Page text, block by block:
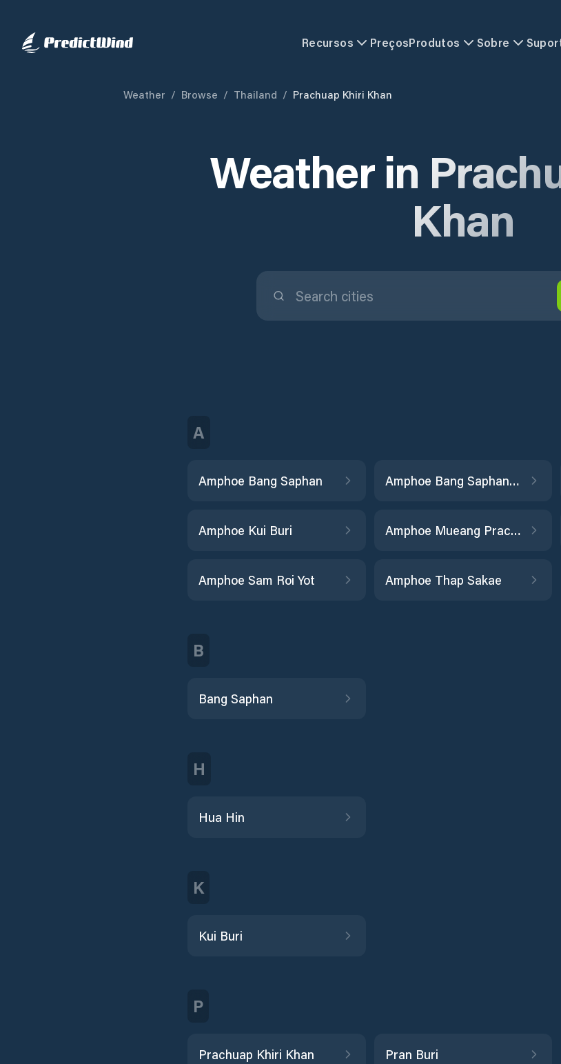
Recursos PreçosProdutos Sobre
Weather / Browse / Thailand / Prachuap Khiri Khan
Weather in
Khan
A
Amphoe Bang Saphan Amphoe Bang Saphan Noi
Amphoe Kui Buri Amphoe Mueang Prachuap Khiri Khan
Amphoe Sam Roi Yot Amphoe Thap Sakae
B
Bang Saphan
H
Hua Hin
K
Kui Buri
P
Prachuap Khiri Khan Pran Buri